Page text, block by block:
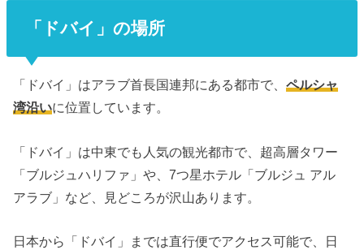
「ドバイ」の場所
「ドバイ」はアラブ首長国連邦にある都市で、ペルシャ
湾沿いに位置しています。
「ドバイ」は中東でも人気の観光都市で、超高層タワー
「ブルジュハリファ」や、7つ星ホテル「ブルジュ アル
アラブ」など、見どころが沢山あります。
日本から「ドバイ」までは直行便でアクセス可能で、日